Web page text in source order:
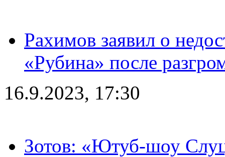
Рахимов заявил о
«Рубина» после
16.9.2023, 17:30
Зотов: «Ютуб-шоу